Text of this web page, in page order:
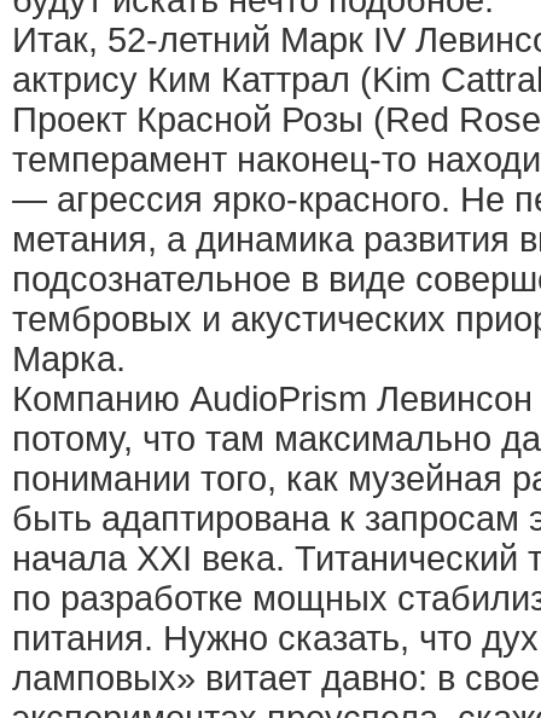
Итак, 52-летний Марк IV
актрису Ким Каттрал (Kim
Проект Красной Розы (Red
темперамент наконец-то
— агрессия ярко-красного. Не
метания, а динамика развития
подсознательное в виде
тембровых и акустических
Марка.
Компанию AudioPrism
потому, что там максимально
понимании того, как музейная
быть адаптирована к запросам
начала XXI века. Титанический
по разработке мощных
питания. Нужно сказать, что
ламповых» витает давно: в